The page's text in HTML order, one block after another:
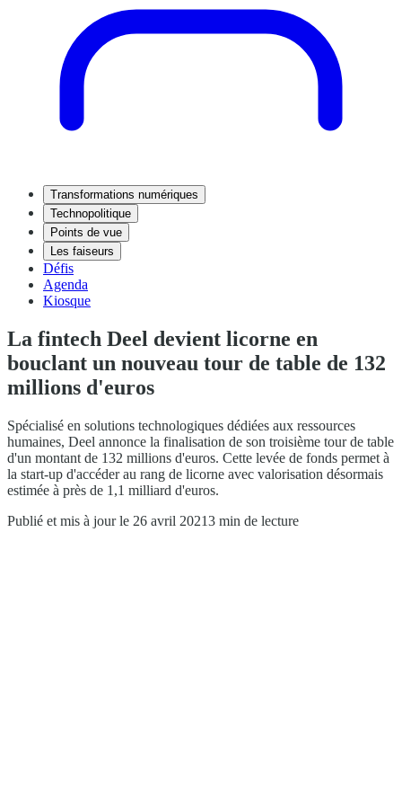
Transformations numériques
Technopolitique
Points de vue
Les faiseurs
Défis
Agenda
Kiosque
La fintech Deel devient licorne en
bouclant un nouveau tour de table de 132
millions d'euros
Spécialisé en solutions technologiques dédiées aux ressources
humaines, Deel annonce la finalisation de son troisième tour de table
d'un montant de 132 millions d'euros. Cette levée de fonds permet à
la start-up d'accéder au rang de licorne avec valorisation désormais
estimée à près de 1,1 milliard d'euros.
Publié et mis à jour le 26 avril 20213 min de lecture